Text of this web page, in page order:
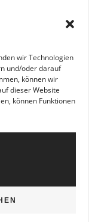
wir Technologien
und/oder darauf
können wir
dieser Website
können Funktionen